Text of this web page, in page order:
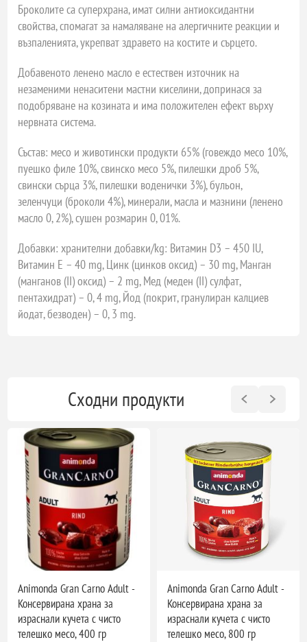
Броколите са суперхрана, имат силни антиоксидантни
свойства, спомагат за намаляване на алергичните реакции и
възпаленията, укрепват здравето на костите и сърцето.
Добавеното ленено масло е естествен източник на
незаменими ненаситени мастни киселини, допринася за
подобряване на козината и има положителен ефект върху
нервната система.
Състав: месо и животински продукти 65% (говеждо месо 10%,
пуешко филе 10%, свинско месо 5%, пилешки дроб 5%,
свински сърца 3%, пилешки воденички 3%), бульон,
зеленчуци (броколи 4%), минерали, масла и мазнини (ленено
масло 0, 2%), сушен розмарин 0, 01%.
Добавки: хранителни добавки/kg: Витамин D3 – 450 IU,
Витамин Е – 40 mg, Цинк (цинков оксид) – 30 mg, Манган
(манганов (II) оксид) – 2 mg, Мед (меден (II) сулфат,
пентахидрат) – 0, 4 mg, Йод (покрит, гранулиран калциев
йодат, безводен) – 0, 3 mg.
Сходни продукти
Animonda Gran Carno Adult -
Консервирана храна за
израснали кучета с чисто
телешко месо, 400 гр
Animonda Gran Carno Adult -
Консервирана храна за
израснали кучета с чисто
телешко месо, 800 гр